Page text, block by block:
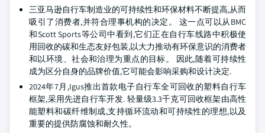
三亚马逊自行车制造业的可持续性和环保材料不断提高,从而
吸引了消费者,并符合理事机构的决定。 这一点可以从BMC
和Scott Sports等公司中看到,它们正在自行车线路中积极使
用回收的碳和生态友好包装,以大力推动有环保意识的消费者
和以环境、社会和治理为重点的目标。 因此,随着可持续性
成为区分自身的品牌价值,它可能会影响采购和设计决定.
2024年7月,Igus推出首款电子自行车全可回收的塑料自行车
框架,采用先进自行车开发. 轻量级3.3千克可回收框架由高性
能塑料和碳纤维制成,支持循环流动和可持续性的理想,以及
重要的提供防腐蚀和耐久性。